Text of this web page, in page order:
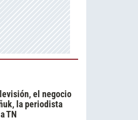
el negocio
la periodista
TN